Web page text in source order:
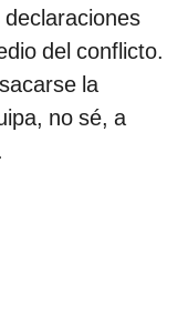
del conflicto.
la
no sé, a